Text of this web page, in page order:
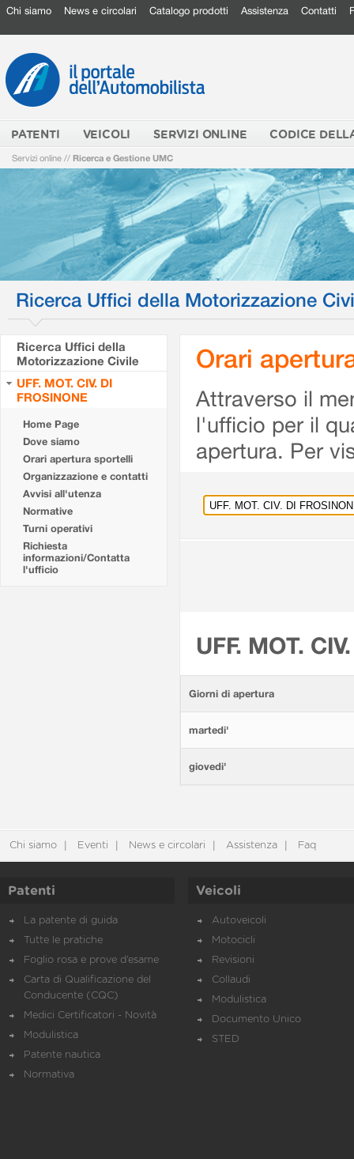
Chi siamo News e circolari Catalogo prodotti Assistenza Contatti
PATENTI VEICOLI SERVIZI ONLINE CODICE
Servizi online // Ricerca e Gestione UMC
Ricerca Uffici della Motorizzazione
Ricerca Uffici della
Motorizzazione Civile
UFF. MOT. CIV. DI
FROSINONE
Home Page
Dove siamo
Orari apertura sportelli
Organizzazione e contatti
Avvisi all'utenza
Normative
Turni operativi
Richiesta
informazioni/Contatta
l'ufficio
Orari
Attraverso il
l'ufficio per il
apertura. Per
UFF. MOT.
Giorni di apertura
martedi'
giovedi'
Chi siamo Eventi News e circolari Assistenza Faq
Patenti
La patente di guida
Tutte le pratiche
Foglio rosa e prove d’esame
Carta di Qualificazione del
Conducente (CQC)
Medici Certificatori - Novità
Modulistica
Patente nautica
Normativa
Veicoli
Autoveicoli
Motocicli
Revisioni
Collaudi
Modulistica
Documento Unico
STED